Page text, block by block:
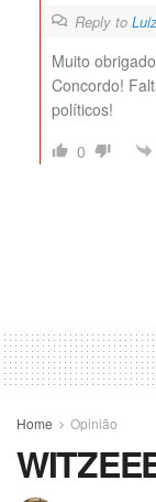
Reply to
Muito
Concordo!
políticos!
0
Home Opinião